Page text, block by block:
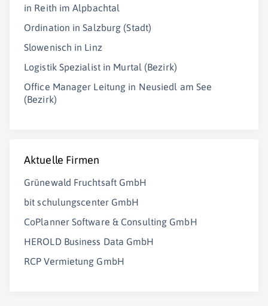
in Reith im Alpbachtal
Ordination in Salzburg (Stadt)
Slowenisch in Linz
Logistik Spezialist in Murtal (Bezirk)
Office Manager Leitung in Neusiedl am See
(Bezirk)
Aktuelle Firmen
Grünewald Fruchtsaft GmbH
bit schulungscenter GmbH
CoPlanner Software & Consulting GmbH
HEROLD Business Data GmbH
RCP Vermietung GmbH